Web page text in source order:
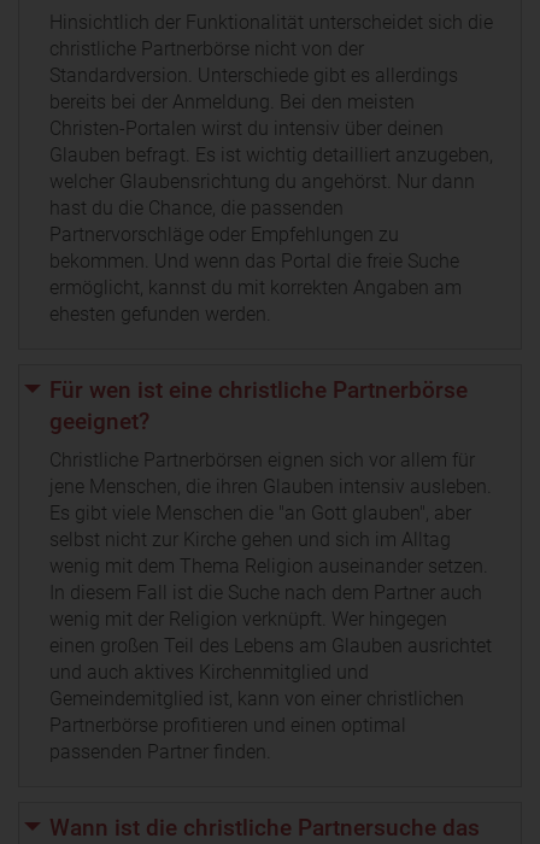
Hinsichtlich der Funktionalität unterscheidet sich die
christliche Partnerbörse nicht von der
Standardversion. Unterschiede gibt es allerdings
bereits bei der Anmeldung. Bei den meisten
Christen-Portalen wirst du intensiv über deinen
Glauben befragt. Es ist wichtig detailliert anzugeben,
welcher Glaubensrichtung du angehörst. Nur dann
hast du die Chance, die passenden
Partnervorschläge oder Empfehlungen zu
bekommen. Und wenn das Portal die freie Suche
ermöglicht, kannst du mit korrekten Angaben am
ehesten gefunden werden.
Für wen ist eine christliche Partnerbörse
geeignet?
Christliche Partnerbörsen eignen sich vor allem für
jene Menschen, die ihren Glauben intensiv ausleben.
Es gibt viele Menschen die "an Gott glauben", aber
selbst nicht zur Kirche gehen und sich im Alltag
wenig mit dem Thema Religion auseinander setzen.
In diesem Fall ist die Suche nach dem Partner auch
wenig mit der Religion verknüpft. Wer hingegen
einen großen Teil des Lebens am Glauben ausrichtet
und auch aktives Kirchenmitglied und
Gemeindemitglied ist, kann von einer christlichen
Partnerbörse profitieren und einen optimal
passenden Partner finden.
Wann ist die christliche Partnersuche das